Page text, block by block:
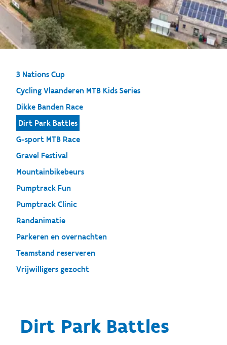
3 Nations Cup
Cycling Vlaanderen MTB Kids Series
Dikke Banden Race
Dirt Park Battles
G-sport MTB Race
Gravel Festival
Mountainbikebeurs
Pumptrack Fun
Pumptrack Clinic
Randanimatie
Parkeren en overnachten
Teamstand reserveren
Vrijwilligers gezocht
Dirt Park Battles